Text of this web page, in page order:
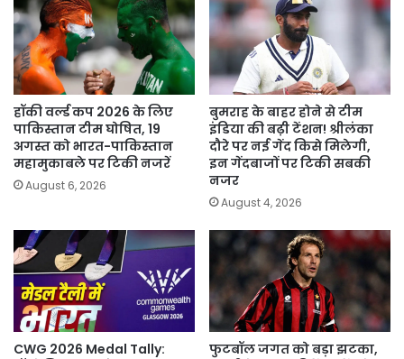
हॉकी वर्ल्ड कप 2026 के लिए
पाकिस्तान टीम घोषित, 19
अगस्त को भारत-पाकिस्तान
महामुकाबले पर टिकी नजरें
August 6, 2026
बुमराह के बाहर होने से टीम
इंडिया की बढ़ी टेंशन! श्रीलंका
दौरे पर नई गेंद किसे मिलेगी,
इन गेंदबाजों पर टिकी सबकी
नजर
August 4, 2026
CWG 2026 Medal Tally:
फुटबॉल जगत को बड़ा झटका,